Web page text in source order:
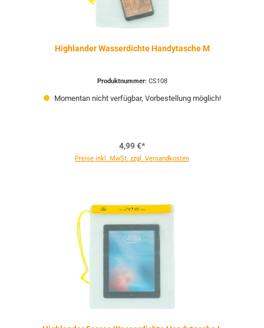
Highlander Wasserdichte Handytasche M
Produktnummer: CS108
Momentan nicht verfügbar, Vorbestellung möglich!
4,99 €*
Preise inkl. MwSt. zzgl. Versandkosten